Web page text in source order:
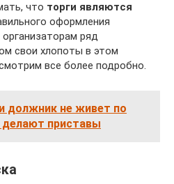
что торги являются
оформления
ряд
свои хлопоты в этом
все более подробно.
должник не живет по
делают приставы